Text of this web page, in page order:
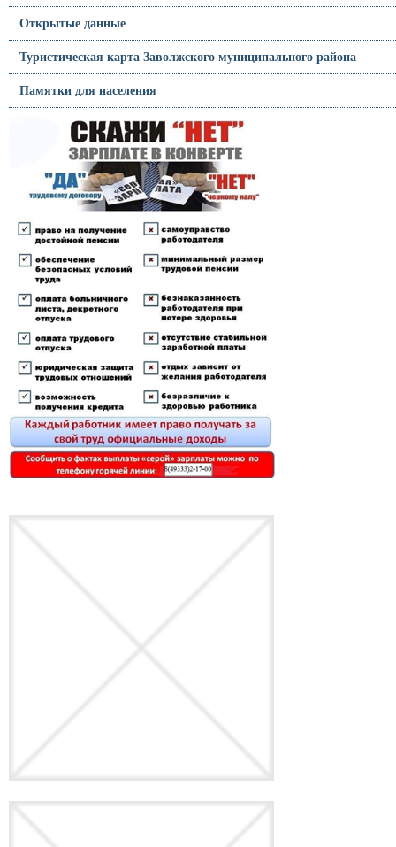
Открытые данные
Туристическая карта Заволжского муниципального района
Памятки для населения